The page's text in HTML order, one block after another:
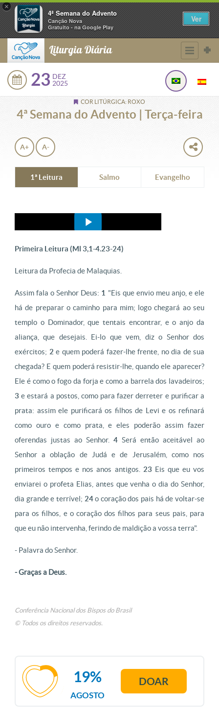
×
4ª Semana do Advento
Canção Nova
Gratuito - na Google Play
Ver
Liturgia Diária
23 DEZ
2025
COR LITÚRGICA: ROXO
4ª Semana do Advento | Terça-feira
A+ A-
1ª Leitura Salmo Evangelho
Primeira Leitura (Ml 3,1-4.23-24)
Leitura da Profecia de Malaquias.
Assim fala o Senhor Deus: 1 "Eis que envio meu anjo, e ele
há de preparar o caminho para mim; logo chegará ao seu
templo o Dominador, que tentais encontrar, e o anjo da
aliança, que desejais. Ei-lo que vem, diz o Senhor dos
exércitos; 2 e quem poderá fazer-lhe frente, no dia de sua
chegada? E quem poderá resistir-lhe, quando ele aparecer?
Ele é como o fogo da forja e como a barrela dos lavadeiros;
3 e estará a postos, como para fazer derreter e purificar a
prata: assim ele purificará os filhos de Levi e os refinará
como ouro e como prata, e eles poderão assim fazer
oferendas justas ao Senhor. 4 Será então aceitável ao
Senhor a oblação de Judá e de Jerusalém, como nos
primeiros tempos e nos anos antigos. 23 Eis que eu vos
enviarei o profeta Elias, antes que venha o dia do Senhor,
dia grande e terrível; 24o coração dos pais há de voltar-se
para os filhos, e o coração dos filhos para seus pais, para
que eu não intervenha, ferindo de maldição a vossa terra".
- Palavra do Senhor.
- Graças a Deus.
Conferência Nacional dos Bispos do Brasil
© Todos os direitos reservados.
AGOSTO
19% DOAR